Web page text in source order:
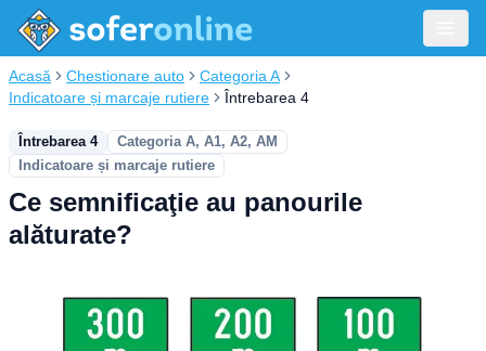
Acasă Chestionare auto
Categoria A
Indicatoare și marcaje rutiere
Întrebarea 4
Întrebarea 4
Categoria A, A1, A2, AM
Indicatoare și marcaje rutiere
Ce semnificaţie au panourile
alăturate?